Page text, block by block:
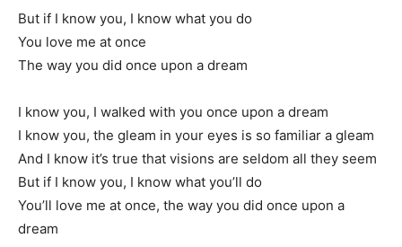
But if I know you, I know what you do
You love me at once
The way you did once upon a dream
I know you, I walked with you once upon a dream
I know you, the gleam in your eyes is so familiar a gleam
And I know it’s true that visions are seldom all they seem
But if I know you, I know what you’ll do
You’ll love me at once, the way you did once upon a
dream